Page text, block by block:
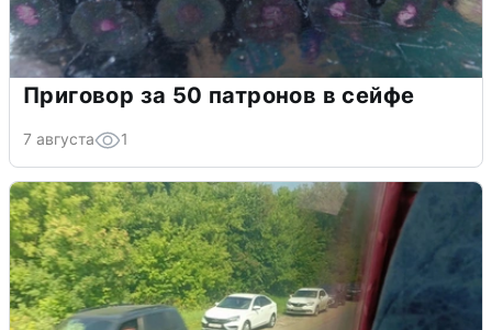
Приговор за 50 патронов в сейфе
7 августа 1